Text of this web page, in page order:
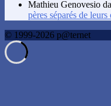
Mathieu Genovesio
pères séparés de leurs
© 1999-2026 p@ternet